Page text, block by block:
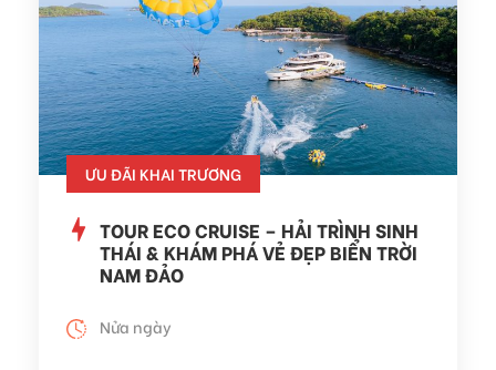
ƯU ĐÃI KHAI TRƯƠNG
TOUR ECO CRUISE – HẢI TRÌNH SINH
THÁI & KHÁM PHÁ VẺ ĐẸP BIỂN TRỜI
NAM ĐẢO
Nửa ngày